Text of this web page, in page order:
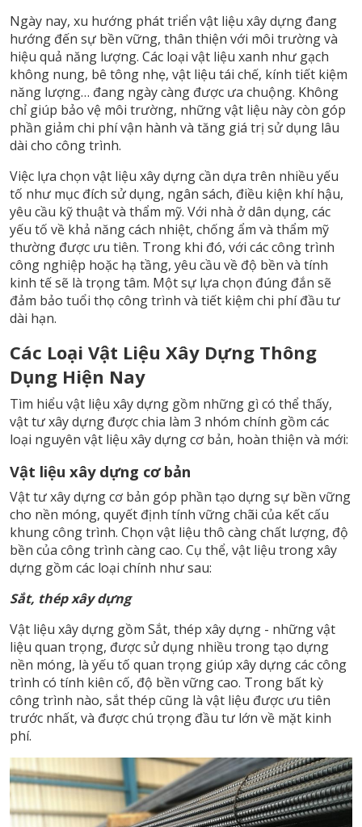
Ngày nay, xu hướng phát triển vật liệu xây dựng đang
hướng đến sự bền vững, thân thiện với môi trường và
hiệu quả năng lượng. Các loại vật liệu xanh như gạch
không nung, bê tông nhẹ, vật liệu tái chế, kính tiết kiệm
năng lượng… đang ngày càng được ưa chuộng. Không
chỉ giúp bảo vệ môi trường, những vật liệu này còn góp
phần giảm chi phí vận hành và tăng giá trị sử dụng lâu
dài cho công trình.
Việc lựa chọn vật liệu xây dựng cần dựa trên nhiều yếu
tố như mục đích sử dụng, ngân sách, điều kiện khí hậu,
yêu cầu kỹ thuật và thẩm mỹ. Với nhà ở dân dụng, các
yếu tố về khả năng cách nhiệt, chống ẩm và thẩm mỹ
thường được ưu tiên. Trong khi đó, với các công trình
công nghiệp hoặc hạ tầng, yêu cầu về độ bền và tính
kinh tế sẽ là trọng tâm. Một sự lựa chọn đúng đắn sẽ
đảm bảo tuổi thọ công trình và tiết kiệm chi phí đầu tư
dài hạn.
Các Loại Vật Liệu Xây Dựng Thông
Dụng Hiện Nay
Tìm hiểu vật liệu xây dựng gồm những gì có thể thấy,
vật tư xây dựng được chia làm 3 nhóm chính gồm các
loại nguyên vật liệu xây dựng cơ bản, hoàn thiện và mới:
Vật liệu xây dựng cơ bản
Vật tư xây dựng cơ bản góp phần tạo dựng sự bền vững
cho nền móng, quyết định tính vững chãi của kết cấu
khung công trình. Chọn vật liệu thô càng chất lượng, độ
bền của công trình càng cao. Cụ thể, vật liệu trong xây
dựng gồm các loại chính như sau:
Sắt, thép xây dựng
Vật liệu xây dựng gồm Sắt, thép xây dựng - những vật
liệu quan trọng, được sử dụng nhiều trong tạo dựng
nền móng, là yếu tố quan trọng giúp xây dựng các công
trình có tính kiên cố, độ bền vững cao. Trong bất kỳ
công trình nào, sắt thép cũng là vật liệu được ưu tiên
trước nhất, và được chú trọng đầu tư lớn về mặt kinh
phí.